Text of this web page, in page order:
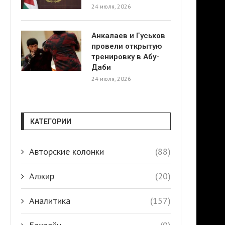
24 июля, 2026
Анкалаев и Гуськов
провели открытую
тренировку в Абу-
Даби
24 июля, 2026
КАТЕГОРИИ
Авторские колонки (88)
Алжир (20)
Аналитика (157)